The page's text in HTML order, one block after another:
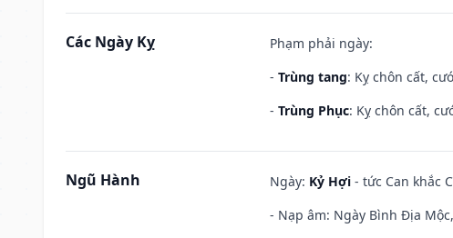
Các Ngày Kỵ
Phạm phải ngày:
- Trùng tang: Kỵ chôn cất,
- Trùng Phục: Kỵ chôn cất,
Ngũ Hành Ngày: Kỷ Hợi - tức Can khắc
- Nạp âm: Ngày Bình Địa